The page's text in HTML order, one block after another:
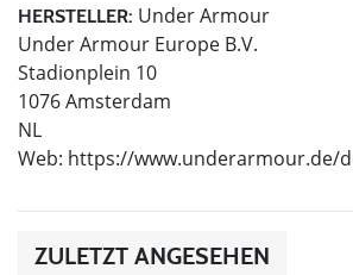
HERSTELLER: Under Armour
Under Armour Europe B.V.
Stadionplein 10
1076 Amsterdam
NL
Web: https://www.underarmour.de/
ZULETZT ANGESEHEN